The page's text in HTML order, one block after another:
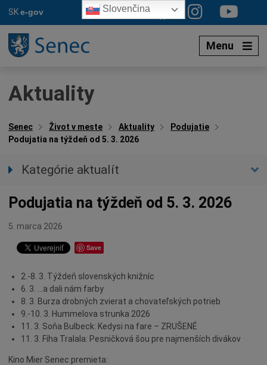
SKe-gov
Menu
Aktuality
Senec Život v meste Aktuality
Podujatie
Podujatia na týždeň od 5. 3. 2026
Kategórie aktualít
Spravodajstvo
Parkovacia politika
Kultúra
Dotácie
Údržba
Doprava
Oznamy
Podujatia na týždeň od 5. 3. 2026
5. marca 2026
Save
2.-8. 3. Týždeň slovenských knižníc
6. 3. …a dali nám farby
8. 3. Burza drobných zvierat a chovateľských potrieb
9.-10. 3. Hummelova strunka 2026
11. 3. Soňa Bulbeck: Kedysi na fare – ZRUŠENÉ
11. 3. Fíha Tralala: Pesničková šou pre najmenších divákov
Kino Mier Senec premieta:
Slovenčina